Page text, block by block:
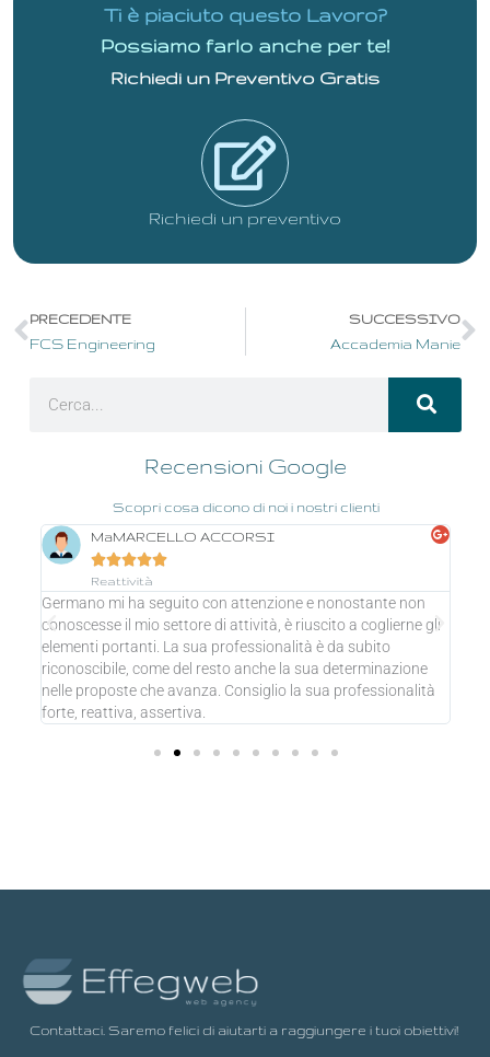
Ti è piaciuto questo Lavoro?
Possiamo farlo anche per te!
Richiedi un Preventivo Gratis
Richiedi un preventivo
Prev
PRECEDENTE
FCS Engineering
SUCCESSIVO
Accademia Manie
Recensioni Google
Scopri cosa dicono di noi i nostri clienti
gli
Gioele D'Amore

Professionalità, Qualità, Reattività, Valore
Ottima esperienza, professionista molto attento e
disponibile. Sicuramente consigliabile!
Contattaci. Saremo felici di aiutarti a raggiungere i tuoi obiettivi!